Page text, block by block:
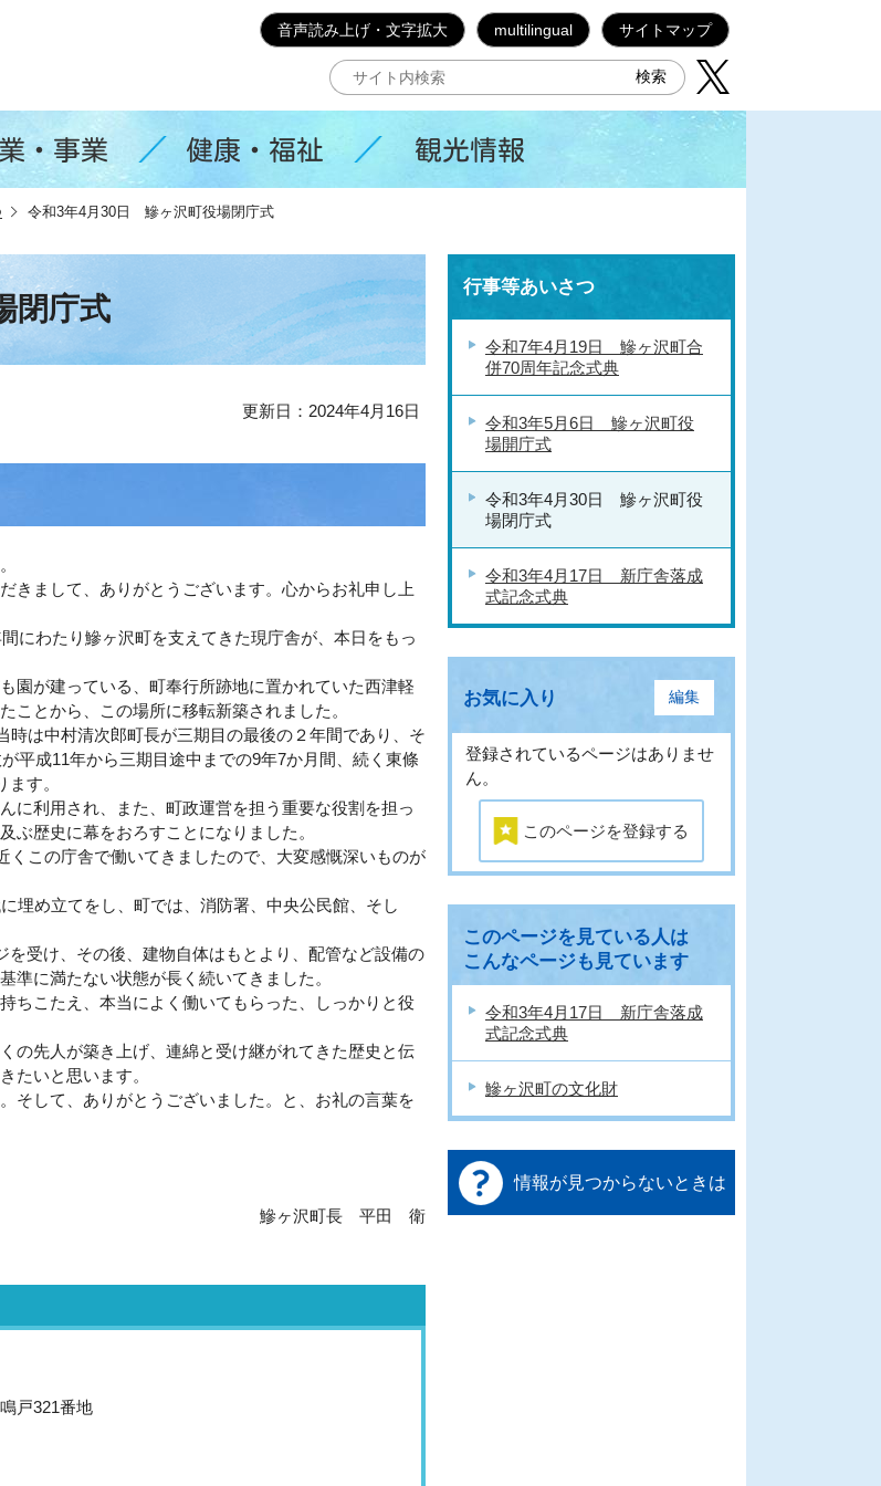
音声読み上げ・文字拡大 multilingual サイトマップ
・事業 健康・福祉 観光情報
令和3年4月30日 鰺ヶ沢町役場閉庁式
閉庁式
更新日：2024年4月16日
まして、ありがとうございます。心からお礼申し上
にわたり鰺ヶ沢町を支えてきた現庁舎が、本日をもっ
が建っている、町奉行所跡地に置かれていた西津軽
ことから、この場所に移転新築されました。
は中村清次郎町長が三期目の最後の２年間であり、そ
平成11年から三期目途中までの9年7か月間、続く東條
す。
利用され、また、町政運営を担う重要な役割を担っ
ぶ歴史に幕をおろすことになりました。
この庁舎で働いてきましたので、大変感慨深いものが
埋め立てをし、町では、消防署、中央公民館、そし
受け、その後、建物自体はもとより、配管など設備の
準に満たない状態が長く続いてきました。
ちこたえ、本当によく働いてもらった、しっかりと役
の先人が築き上げ、連綿と受け継がれてきた歴史と伝
たいと思います。
して、ありがとうございました。と、お礼の言葉を
鰺ヶ沢町長 平田 衛
戸321番地
行事等あいさつ
令和7年4月19日 鰺ヶ沢町合
併70周年記念式典
令和3年5月6日 鰺ヶ沢町役
場開庁式
令和3年4月30日 鰺ヶ沢町役
場閉庁式
令和3年4月17日 新庁舎落成
式記念式典
お気に入り 編集
登録されているページはありませ
ん。
このページを登録する
このページを見ている人は
こんなページも見ています
令和3年4月17日 新庁舎落成
式記念式典
鰺ヶ沢町の文化財
情報が見つからないときは